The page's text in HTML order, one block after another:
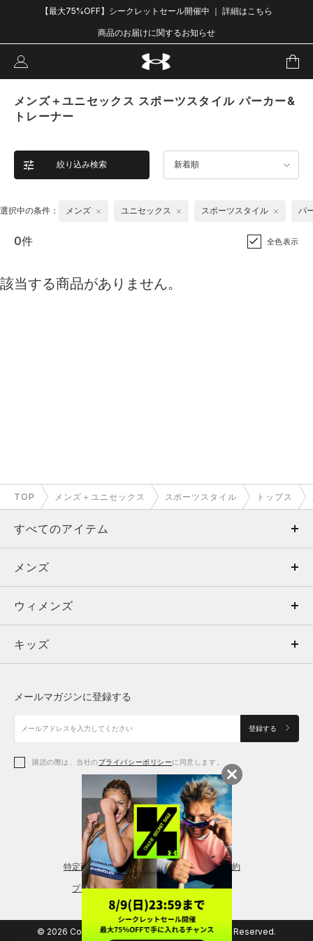
【最大75%OFF】シークレットセール開催中 ｜ 詳細はこちら
商品のお届けに関するお知らせ
メンズ＋ユニセックス スポーツスタイル パーカー&
トレーナー
絞り込み検索 新着順
選択中の条件： メンズ ユニセックス スポーツスタイル パ
0件 全色表示
該当する商品がありません。
TOP メンズ＋ユニセックス スポーツスタイル トップス
すべてのアイテム
メンズ
ウィメンズ
キッズ
アクセサリー
メンズ
トップス
ボトムス
アクセサリー
ウィメンズ
トップス
シューズ
アクセサリー
レギンス＆タイツ
キッズ
シューズ
メールマガジンに登録する
登録する
購読の際は、当社のプライバシーポリシーに同意します。
特定商取引法に基づく通販の表記 会員規約
プライバシーポリシー
© 2026 Copyright DOME Corporation. All Rights Reserved.